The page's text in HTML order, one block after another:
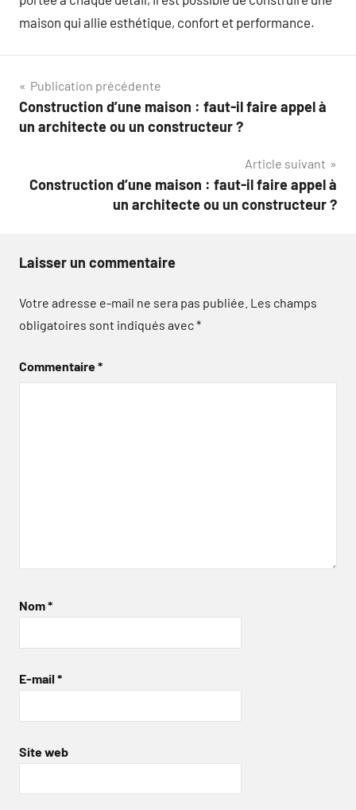
maison qui allie esthétique, confort et performance.
Navigation
de
Publication précédente
Construction d’une maison : faut-il faire appel à
un architecte ou un constructeur ?
Article suivant
Construction d’une maison : faut-il faire appel à
un architecte ou un constructeur ?
Laisser un commentaire
Votre adresse e-mail ne sera pas publiée. Les champs
obligatoires sont indiqués avec*
Commentaire*
Nom*
E-mail *
Site web